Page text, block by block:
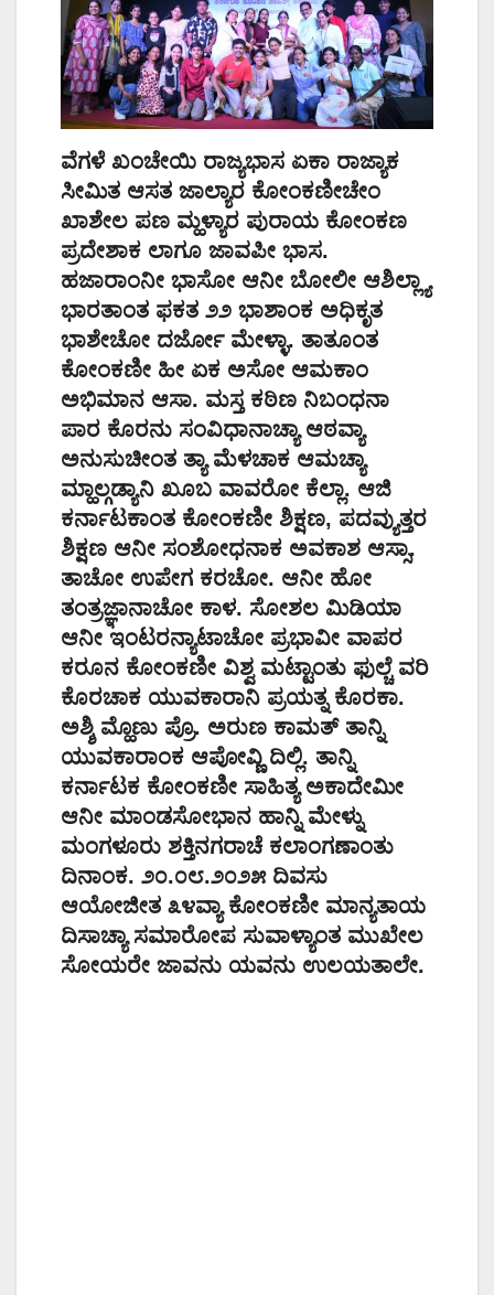
ವೆಗಳೆ ಖಂಚೇಯಿ ರಾಜ್ಯಭಾಸ ಏಕಾ ರಾಜ್ಯಾಕ
ಸೀಮಿತ ಆಸತ ಜಾಲ್ಯಾರ ಕೋಂಕಣೀಚೇಂ
ಖಾಶೇಲ ಪಣ ಮ್ಹಳ್ಯಾರ ಪುರಾಯ ಕೋಂಕಣ
ಪ್ರದೇಶಾಕ ಲಾಗೂ ಜಾವಪೀ ಭಾಸ.
ಹಜಾರಾಂನೀ ಭಾಸೋ ಆನೀ ಬೋಲೀ ಆಶಿಲ್ಲ್ಯಾ
ಭಾರತಾಂತ ಫಕತ ೨೨ ಭಾಶಾಂಕ ಅಧಿಕೃತ
ಭಾಶೇಚೋ ದರ್ಜೋ ಮೇಳ್ಳಾ. ತಾತೂಂತ
ಕೋಂಕಣೀ ಹೀ ಏಕ ಅಸೋ ಆಮಕಾಂ
ಅಭಿಮಾನ ಆಸಾ. ಮಸ್ತ ಕಠಿಣ ನಿಬಂಧನಾ
ಪಾರ ಕೊರನು ಸಂವಿಧಾನಾಚ್ಯಾ ಆಠವ್ಯಾ
ಅನುಸುಚೀಂತ ತ್ಯಾ ಮೆಳಚಾಕ ಆಮಚ್ಯಾ
ಮ್ಹಾಲ್ಗಡ್ಯಾನಿ ಖೂಬ ವಾವರೋ ಕೆಲ್ಲಾ. ಆಜಿ
ಕರ್ನಾಟಕಾಂತ ಕೋಂಕಣೀ ಶಿಕ್ಷಣ, ಪದವ್ಯುತ್ತರ
ಶಿಕ್ಷಣ ಆನೀ ಸಂಶೋಧನಾಕ ಅವಕಾಶ ಆಸ್ಸಾ.
ತಾಚೋ ಉಪೇಗ ಕರಚೋ. ಆನೀ ಹೋ
ತಂತ್ರಜ್ಞಾನಾಚೋ ಕಾಳ. ಸೋಶಲ ಮಿಡಿಯಾ
ಆನೀ ಇಂಟರನ್ಯಾಟಾಚೋ ಪ್ರಭಾವೀ ವಾಪರ
ಕರೂನ ಕೋಂಕಣೀ ವಿಶ್ವ ಮಟ್ಟಾಂತು ಫುಲ್ಚೆ ವರಿ
ಕೊರಚಾಕ ಯುವಕಾರಾನಿ ಪ್ರಯತ್ನ ಕೊರಕಾ.
ಅಶ್ಶಿ ಮ್ಹೊಣು ಪ್ರೊ. ಅರುಣ ಕಾಮತ್ ತಾನ್ನಿ
ಯುವಕಾರಾಂಕ ಆಪೋವ್ಣಿ ದಿಲ್ಲಿ. ತಾನ್ನಿ
ಕರ್ನಾಟಕ ಕೋಂಕಣೀ ಸಾಹಿತ್ಯ ಅಕಾದೇಮೀ
ಆನೀ ಮಾಂಡಸೋಭಾನ ಹಾನ್ನಿ ಮೇಳ್ನು
ಮಂಗಳೂರು ಶಕ್ತಿನಗರಾಚೆ ಕಲಾಂಗಣಾಂತು
ದಿನಾಂಕ. ೨೦.೦೮.೨೦೨೫ ದಿವಸು
ಆಯೋಜೀತ ೩೪ವ್ಯಾ ಕೋಂಕಣೀ ಮಾನ್ಯತಾಯ
ದಿಸಾಚ್ಯಾ ಸಮಾರೋಪ ಸುವಾಳ್ಯಾಂತ ಮುಖೇಲ
ಸೋಯರೇ ಜಾವನು ಯವನು ಉಲಯತಾಲೇ.